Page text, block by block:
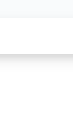
w/d)